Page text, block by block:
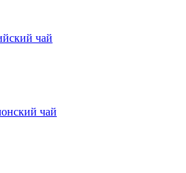
чай
чай